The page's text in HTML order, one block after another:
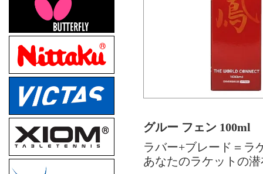
グルー フェン 100ml
ラバー+ブレード＝ラ
あなたのラケットの